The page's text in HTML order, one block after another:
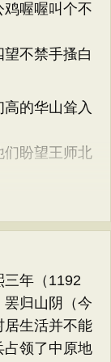
喔喔叫个不
不禁手搔白
的华山耸入
们盼望王师北
年（1192
归山阴（今
居生活并不能
占领了中原地